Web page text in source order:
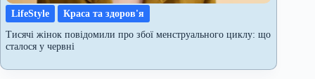
LifeStyle
Краса та здоров'я
Тисячі жінок повідомили про збої менструального циклу: що
сталося у червні